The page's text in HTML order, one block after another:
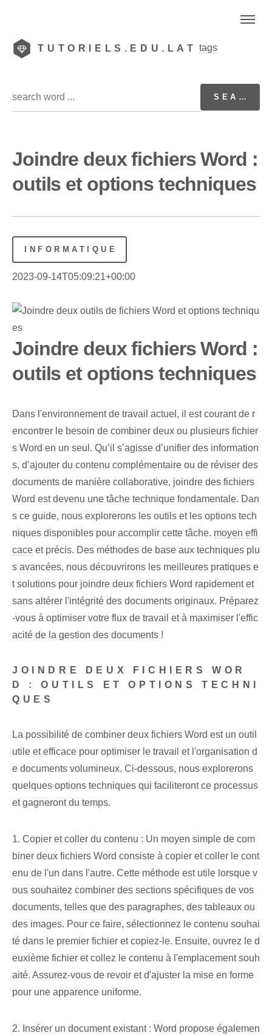
TUTORIELS.EDU.LAT tags
Joindre deux fichiers Word :
outils et options techniques
INFORMATIQUE
2023-09-14T05:09:21+00:00
Joindre deux fichiers Word :
outils et options techniques
Dans l'environnement de travail actuel, il est courant de r
encontrer le besoin de combiner deux ou plusieurs fichier
s Word en un seul. Qu’il s’agisse d’unifier des information
s, d’ajouter du contenu complémentaire ou de réviser des
documents de manière collaborative, joindre des fichiers
Word est devenu une tâche technique fondamentale. Dan
s ce guide, nous explorerons les outils et les options tech
niques disponibles pour accomplir cette tâche. moyen effi
cace et précis. Des méthodes de base aux techniques plu
s avancées, nous découvrirons les meilleures pratiques e
t solutions pour joindre deux fichiers Word rapidement et
sans altérer l'intégrité des documents originaux. Préparez
-vous à optimiser votre flux de travail et à maximiser l'effic
acité de la gestion des documents !
JOINDRE DEUX FICHIERS WOR
D : OUTILS ET OPTIONS TECHNI
QUES
La possibilité de combiner deux fichiers Word est un outil
utile et efficace pour optimiser le travail et l'organisation d
e documents volumineux. Ci-dessous, nous explorerons
quelques options techniques qui faciliteront ce processus
et gagneront du temps.
1. Copier et coller du contenu : Un moyen simple de com
biner deux fichiers Word consiste à copier et coller le cont
enu de l'un dans l'autre. Cette méthode est utile lorsque v
ous souhaitez combiner des sections spécifiques de vos
documents, telles que des paragraphes, des tableaux ou
des images. Pour ce faire, sélectionnez le contenu souhai
té dans le premier fichier et copiez-le. Ensuite, ouvrez⁤ le d
euxième fichier et ⁢collez le contenu à l'⁤emplacement souh
aité. Assurez-vous de revoir et d'ajuster la mise en forme
pour une ⁤apparence⁣ uniforme.
2. Insérer un document existant : Word propose égalemen